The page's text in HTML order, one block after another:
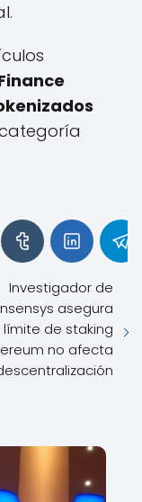
Investigador de
asegura
límite de staking
no afecta